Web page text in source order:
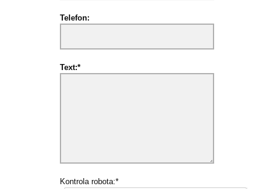
Telefon:
Text:*
Kontrola robota:*